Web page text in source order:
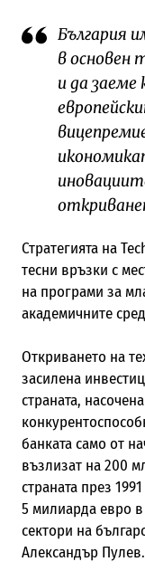
България
в основен
и да
Стратегията на
тесни връзки с
на програми за
академичните
Откриването на
засилена
страната,
банката само от
възлизат на 200
страната през
5 милиарда евро
сектори на
Александър Пулев.